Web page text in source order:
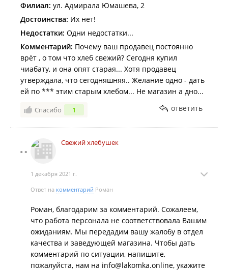
Филиал: ул. Адмирала Юмашева, 2
Достоинства: Их нет!
Недостатки: Одни недостатки...
Комментарий: Почему ваш продавец постоянно
врёт , о том что хлеб свежий? Сегодня купил
чиабату, и она опят старая... Хотя продавец
утверждала, что сегодняшняя.. Желание одно - дать
ей по *** этим старым хлебом... Не магазин а дно...
Спасибо 1 ответить
Свежий хлебушек
1 декабря 2021 г.
Ответ на комментарий Роман
Роман, благодарим за комментарий. Сожалеем,
что работа персонала не соответствовала Вашим
ожиданиям. Мы передадим вашу жалобу в отдел
качества и заведующей магазина. Чтобы дать
комментарий по ситуации, напишите,
пожалуйста, нам на info@lakomka.online, укажите